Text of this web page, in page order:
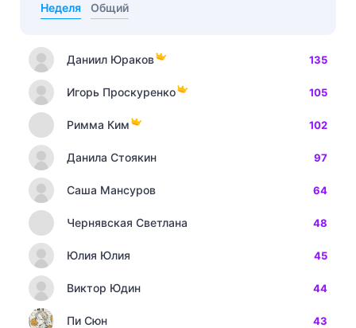
Неделя Общий
Даниил Юраков 135
Игорь Проскуренко 105
Римма Ким 102
Данила Стоякин 97
Саша Мансуров 64
Чернявская Светлана 48
Юлия Юлия 45
Виктор Юдин 44
Пи Сюн 43